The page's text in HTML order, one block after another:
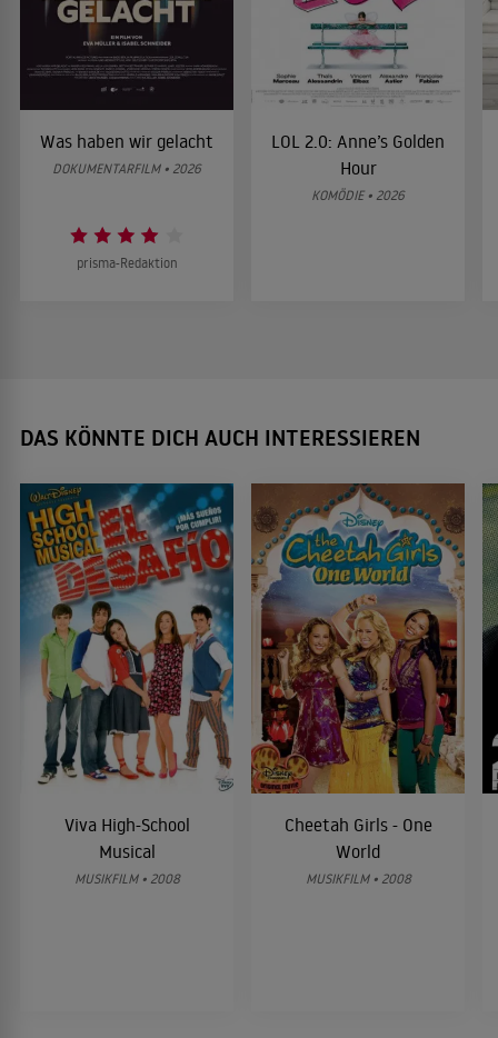
Was haben wir gelacht
DOKUMENTARFILM • 2026
prisma-Redaktion
LOL 2.0: Anne’s Golden
Hour
KOMÖDIE • 2026
DAS KÖNNTE DICH AUCH INTERESSIEREN
Viva High-School
Musical
MUSIKFILM • 2008
Cheetah Girls - One
World
MUSIKFILM • 2008